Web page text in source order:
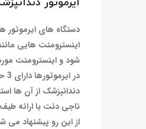
دستگاه های ایرموتور
اینسترومنت هایی
شود و اینسترومنت
دندانپزشک از آن ها
ناجی دنت با ارائه‌
از این رو پیشنهاد می